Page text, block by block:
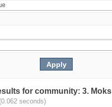
for community: 3.
(0.062 seconds)